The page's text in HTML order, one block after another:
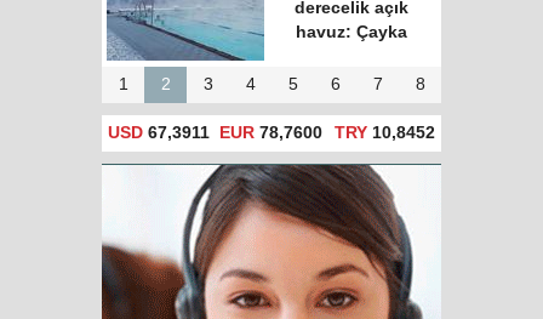
derecelik açık
havuz: Çayka
1 2 3 4 5 6 7 8
USD67,3911 EUR 78,7600 TRY10,8452